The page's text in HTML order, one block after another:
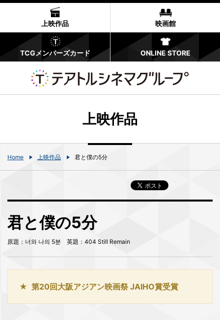
上映作品 映画館
TCGメンバーズカード ONLINE STORE
上映作品
Home 上映作品 君と僕の5分
君と僕の5分
原題：너와 나의 5분 英題：404 Still Remain
第20回大阪アジアン映画祭 JAIHO賞受賞